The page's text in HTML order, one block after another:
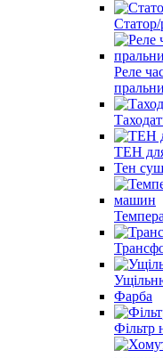
Реле
ТЕН
Тен
Фарба
Фільтр